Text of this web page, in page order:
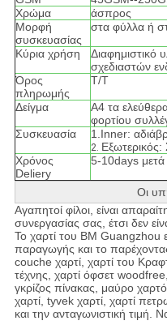
Χρώμα
άσπρος
Μορφή
συσκευασίας
στα φύλλα ή
Κύρια χρήση
Διαφημιστικό
σχεδιαστών
Όρος
πληρωμής
T/T
Δείγμα
A4 τα
φορτίου
Συσκευασία
1.Inner:
2.
Χρόνος
Deliery
5-10days
Οι
Αγαπητοί φίλοι, είναι
συνεργασίας σας, έτσι δεν
Το χαρτί του BM Guangzhou
παραγωγής και το
couche χαρτί, χαρτί του
τέχνης, χαρτί όφσετ
γκρίζος πίνακας, μαύρο
χαρτί, tyvek χαρτί, χαρτί
και την ανταγωνιστική τιμή.